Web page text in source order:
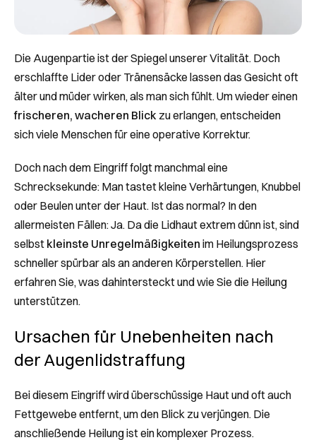
Die Augenpartie ist der Spiegel unserer Vitalität. Doch
erschlaffte Lider oder Tränensäcke lassen das Gesicht oft
älter und müder wirken, als man sich fühlt. Um wieder einen
frischeren, wacheren Blick zu erlangen, entscheiden
sich viele Menschen für eine operative Korrektur.
Doch nach dem Eingriff folgt manchmal eine
Schrecksekunde: Man tastet kleine Verhärtungen, Knubbel
oder Beulen unter der Haut. Ist das normal? In den
allermeisten Fällen: Ja. Da die Lidhaut extrem dünn ist, sind
selbst kleinste Unregelmäßigkeiten im Heilungsprozess
schneller spürbar als an anderen Körperstellen. Hier
erfahren Sie, was dahintersteckt und wie Sie die Heilung
unterstützen.
Ursachen für Unebenheiten nach
der Augenlidstraffung
Bei diesem Eingriff wird überschüssige Haut und oft auch
Fettgewebe entfernt, um den Blick zu verjüngen. Die
anschließende Heilung ist ein komplexer Prozess.